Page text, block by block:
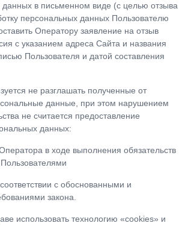
данных в письменном виде (с целью отзыва
персональных данных Пользователю
Оператору заявление на отзыв
с указанием адреса Сайта и названия
Пользователя и датой составления
не разглашать полученные от
данные, при этом нарушением
не считается предоставление
данных:
в ходе выполнения обязательств
с обоснованными и
закона.
использовать технологию «cookies» и